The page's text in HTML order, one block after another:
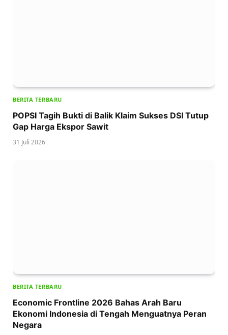
BERITA TERBARU
POPSI Tagih Bukti di Balik Klaim Sukses DSI Tutup
Gap Harga Ekspor Sawit
31 Juli 2026
BERITA TERBARU
Economic Frontline 2026 Bahas Arah Baru
Ekonomi Indonesia di Tengah Menguatnya Peran
Negara